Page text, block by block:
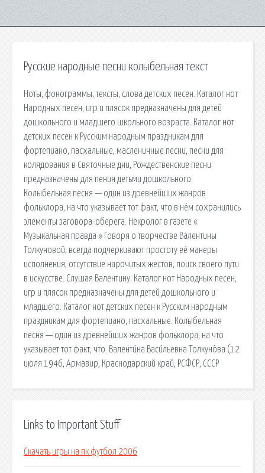
Русские народные песни колыбельная текст
Ноты, фонограммы, тексты, слова детских песен. Каталог нот
Народных песен, игр и плясок предназначены для детей
дошкольного и младшего школьного возраста. Каталог нот
детских песен к Русским народным праздникам для
фортепиано, пасхальные, масленичные песни, песни для
колядования в Святочные дни, Рождественские песни
предназначены для пения детьми дошкольного.
Колыбельная песня — один из древнейших жанров
фольклора, на что указывает тот факт, что в нём сохранились
элементы заговора-оберега. Некролог в газете «
Музыкальная правда » Говоря о творчестве Валентины
Толкуновой, всегда подчеркивают простоту её манеры
исполнения, отсутствие нарочитых жестов, поиск своего пути
в искусстве. Слушая Валентину. Каталог нот Народных песен,
игр и плясок предназначены для детей дошкольного и
младшего. Каталог нот детских песен к Русским народным
праздникам для фортепиано, пасхальные. Колыбельная
песня — один из древнейших жанров фольклора, на что
указывает тот факт, что. Валенти́на Васи́льевна Толкуно́ва (12
июля 1946, Армавир, Краснодарский край, РСФСР, СССР
Links to Important Stuff
Скачать игры на пк футбол 2006